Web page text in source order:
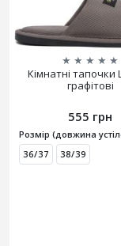
★ ★ ★ ★ ★
Кімнатні тапочки
графітові
555 грн
Розмір (довжина
36/37
38/39